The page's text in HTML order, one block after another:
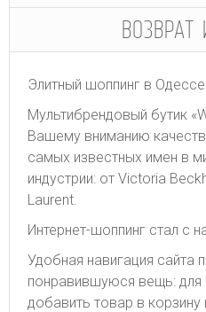
Элитный шоппинг в
Мультибрендовый бутик
Вашему вниманию
самых известных имен в
индустрии: от Victoria
Laurent.
Интернет-шоппинг стал с
Удобная навигация сайта
понравившуюся вещь: для
добавить товар в